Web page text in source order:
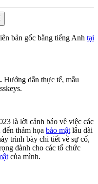
bản gốc bằng tiếng Anh tại
. Hướng dẫn thực tế, mẫu
là lời cảnh báo về việc các
thảm họa bảo mật lâu dài
trình bày chi tiết về sự cố,
dành cho các tổ chức
của mình.